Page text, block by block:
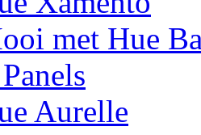
met Hue
Aurelle